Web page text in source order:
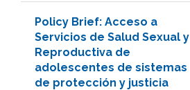
Policy Brief: Acceso a
Servicios de Salud Sexual y
Reproductiva de
adolescentes de sistemas
de protección y justicia